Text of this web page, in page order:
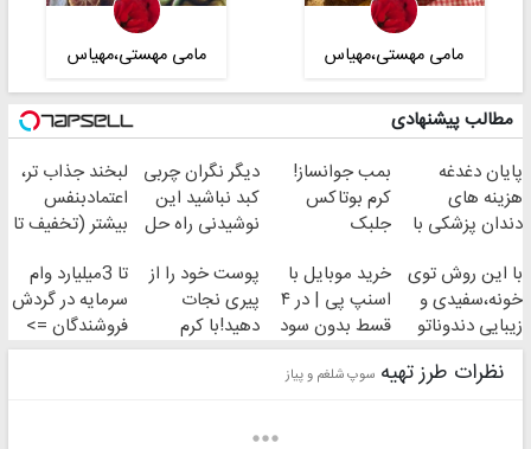
مامی مهستی،مهیاس مامی مهستی،مهیاس
....
Chef Z@hra
مطالب پیشنهادی
پایان دغدغه
هزینه های
دندان پزشکی با
خانگی
بمب جوانساز!
کرم بوتاکس
جلبک
دیگر نگران چربی
کبد نباشید این
نوشیدنی راه حل
لبخند جذاب تر،
اعتمادبنفس
بیشتر (تخفیف تا
با این روش توی
خونه،سفیدی و
زیبایی دندوناتو
برگردون
خرید موبایل با
اسنپ پی | در ۴
قسط بدون سود
و کارمزد!
پوست خود را از
پیری نجات
دهید!با کرم
ضدچروک جلبک
تا 3میلیارد وام
سرمایه در گردش
فروشندگان =>
فروشگاهت رو
نظرات طرز تهیه سوپ شلغم و پیاز